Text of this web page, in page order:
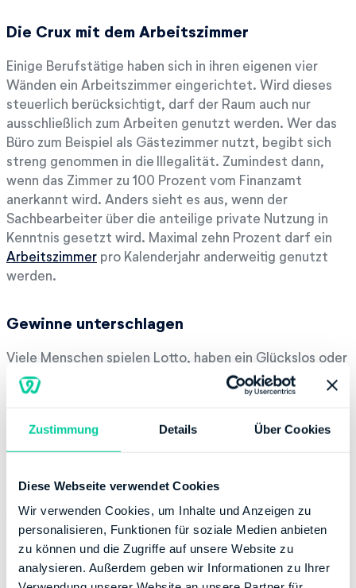
Zustimmung Details Über Cookies
Diese Webseite verwendet Cookies
Wir verwenden Cookies, um Inhalte und Anzeigen zu
personalisieren, Funktionen für soziale Medien anbieten
zu können und die Zugriffe auf unsere Website zu
analysieren. Außerdem geben wir Informationen zu Ihrer
Die Crux mit dem Arbeitszimmer
Einige Berufstätige haben sich in ihren eigenen vier
Wänden ein Arbeitszimmer eingerichtet. Wird dieses
steuerlich berücksichtigt, darf der Raum auch nur
ausschließlich zum Arbeiten genutzt werden. Wer das
Büro zum Beispiel als Gästezimmer nutzt, begibt sich
streng genommen in die Illegalität. Zumindest dann,
wenn das Zimmer zu 100 Prozent vom Finanzamt
anerkannt wird. Anders sieht es aus, wenn der
Sachbearbeiter über die anteilige private Nutzung in
Kenntnis gesetzt wird. Maximal zehn Prozent darf ein
Arbeitszimmer pro Kalenderjahr anderweitig genutzt
werden.
Gewinne unterschlagen
Viele Menschen spielen Lotto, haben ein Glückslos oder
verdienen sich etwas mit Poker-Turnieren dazu. Solche
Gewinne sind in der Regel steuerfrei. Was viele
auf jeden Fall in die Steuerklärung gehören. Das können
beispielsweise Dividenden oder Zinsen sein. Werden
versteuert werden. Gewinnt jemand im Rahmen der
Arbeit bei einer Tombola Geld, muss dieses auf alle
Fälle in der Steuererklärung angegeben werden. Solche
Preisgelder sind stets steuerpflichtig. Hier geht es zu
weiteren Informationen zum Thema “Lotto-Gewinn”.